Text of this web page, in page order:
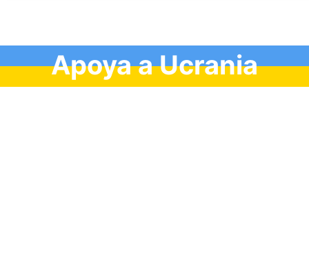
Apoya a Ucrania